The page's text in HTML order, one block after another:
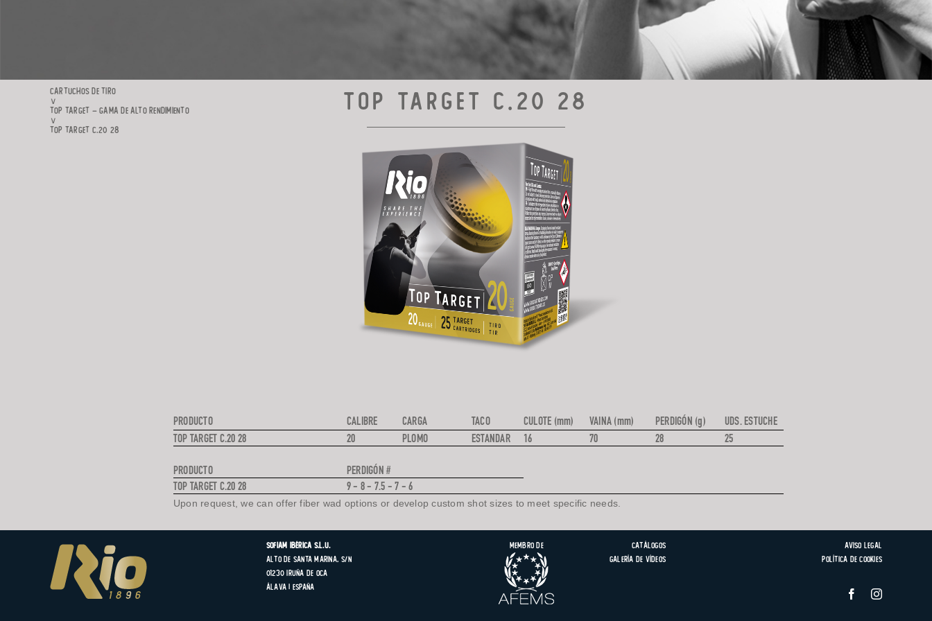
CARTUCHOS DE TIRO
∨
TOP TARGET – GAMA DE ALTO RENDIMIENTO
∨
TOP TARGET C.20 28
TOP TARGET C.20 28
PRODUCTO CALIBRE CARGA TACO CULOTE (mm) VAINA (mm) PERDIGÓN (g)
UDS. ESTUCHE
TOP TARGET C.20 28
20 PLOMO ESTANDAR 16 70 28 25
PRODUCTO
PERDIGÓN #
TOP TARGET C.20 28
9 - 8 - 7.5 - 7 - 6
Upon request, we can offer fiber wad options or develop custom shot sizes to meet specific needs.
SOFIAM Ibérica S.L.U.
Alto de Santa Marina, s/n
01230 Iruña de Oca
Álava | España
Membro de
Catálogos
Galería de vídeos
Aviso Legal
Política de Cookies